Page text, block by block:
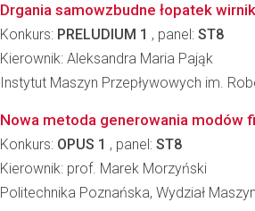
Drgania samowzbudne łopatek
Konkurs: PRELUDIUM 1 , panel: ST8
Kierownik: Aleksandra Maria Pająk
Instytut Maszyn Przepływowych im.
Nowa metoda generowania modów
Konkurs: OPUS 1 , panel: ST8
Kierownik: prof. Marek Morzyński
Politechnika Poznańska, Wydział